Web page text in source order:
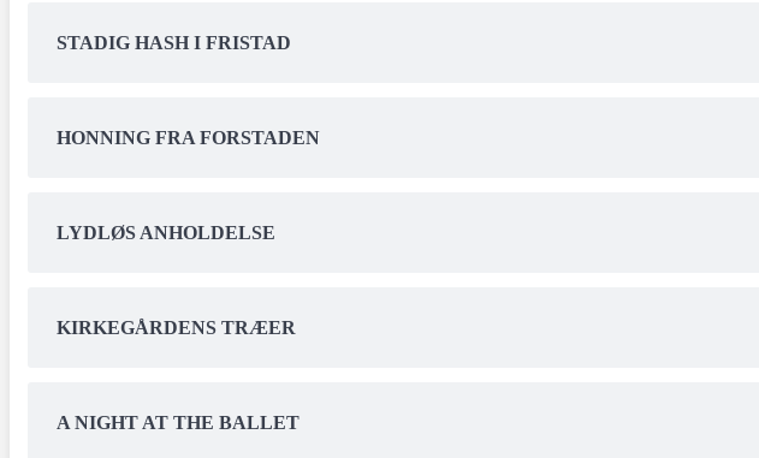
STADIG HASH I FRISTAD
HONNING FRA FORSTADEN
LYDLØS ANHOLDELSE
KIRKEGÅRDENS TRÆER
A NIGHT AT THE BALLET